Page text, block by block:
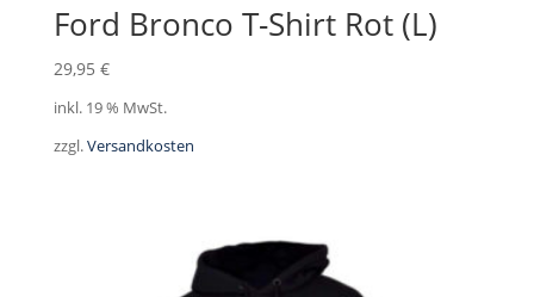
Ford Bronco T-Shirt Rot (L)
29,95 €
inkl. 19 % MwSt.
zzgl.Versandkosten